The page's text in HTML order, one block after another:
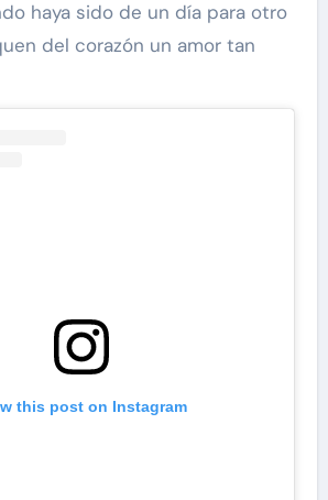
haya sido de un día para otro
del corazón un amor tan
this post on Instagram